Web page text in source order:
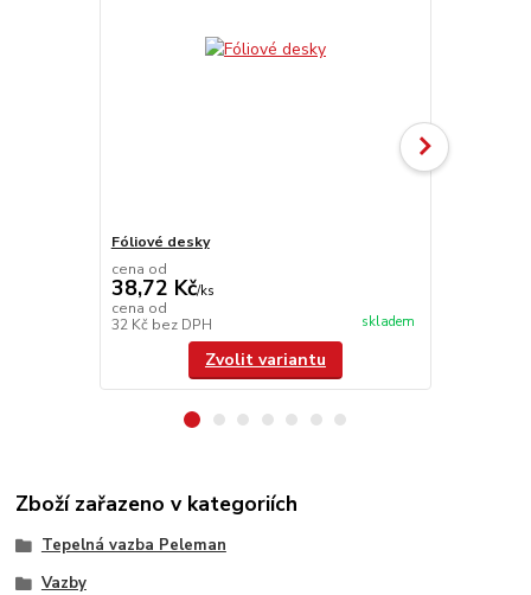
Fóliové desky
cena od
38,72 Kč/ks
cena od
32 Kč bez DPH skladem
Zvolit variantu
Zboží zařazeno v kategoriích
Tepelná vazba Peleman
Vazby